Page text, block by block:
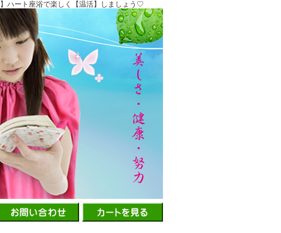
ハート座浴で楽しく【温活】しましょう♡